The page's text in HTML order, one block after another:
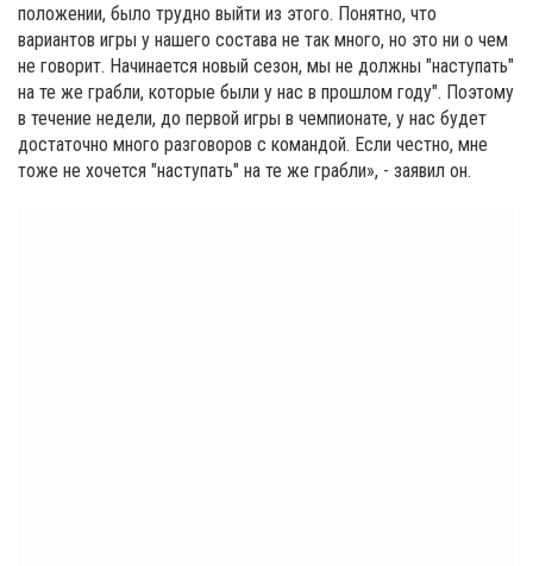
положении, было трудно выйти из этого. Понятно, что
вариантов игры у нашего состава не так много, но это ни о чем
не говорит. Начинается новый сезон, мы не должны "наступать"
на те же грабли, которые были у нас в прошлом году". Поэтому
в течение недели, до первой игры в чемпионате, у нас будет
достаточно много разговоров с командой. Если честно, мне
тоже не хочется "наступать" на те же грабли», - заявил он.